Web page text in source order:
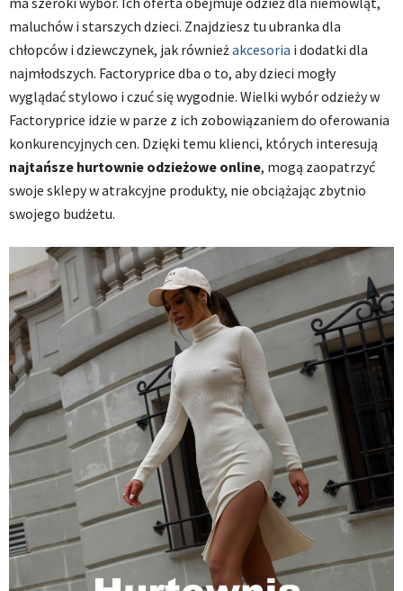
maluchów i starszych dzieci. Znajdziesz tu ubranka dla
chłopców i dziewczynek, jak równieżakcesoria i dodatki dla
najmłodszych. Factoryprice dba o to, aby dzieci mogły
wyglądać stylowo i czuć się wygodnie. Wielki wybór odzieży w
Factoryprice idzie w parze z ich zobowiązaniem do oferowania
konkurencyjnych cen. Dzięki temu klienci, których interesują
najtańsze hurtownie odzieżowe online, mogą zaopatrzyć
swoje sklepy w atrakcyjne produkty, nie obciążając zbytnio
swojego budżetu.